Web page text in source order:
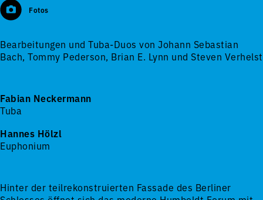
Fotos
Bearbeitungen und Tuba-Duos von Johann Sebastian
Bach, Tommy Pederson, Brian E. Lynn und Steven Verhelst
Fabian Neckermann
Tuba
Hannes Hölzl
Euphonium
Hinter der teilrekonstruierten Fassade des Berliner